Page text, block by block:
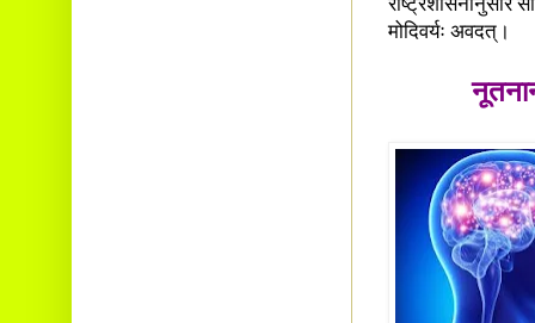
राष्ट्रशासनानुसारं
मोदिवर्यः अवदत्।